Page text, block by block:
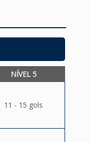
NÍVEL 5
11 - 15 gols